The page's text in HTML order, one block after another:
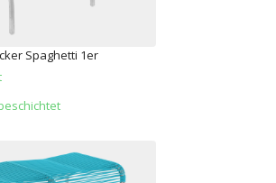
Spaghetti 1er